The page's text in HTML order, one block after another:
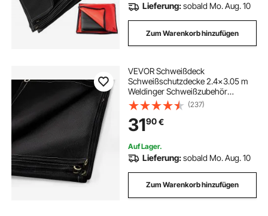
Lieferung:sobald Mo. Aug. 10
Zum Warenkorb hinzufügen
VEVOR Schweißdeck
Schweißschutzdecke 2.4x3.05 m
Weldinger Schweißzubehör
Hitzeschutzgewebe schwarz
(237)
3190€
Auf Lager.
Lieferung:sobald Mo. Aug. 10
Zum Warenkorb hinzufügen